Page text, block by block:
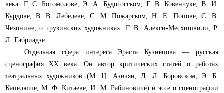
века: Г. С. Богомолове, Э. А. Будогосском, Г. В. Ковенчуке, В. И.
Курдове, В. В. Лебедеве, С. М. Пожарском, Н. Е. Попове, С. В.
Чехонине; о грузинских художниках: Г. В. Алекси-Месхишвили, Р.
Л. Габриадзе.
Отдельная сфера интереса Эраста Кузнецова — русская
сценография ХХ века. Он автор критических статей о работах
театральных художников (М. Ц. Азизян, Д. Л. Боровском, Э. Б.
Капелюше, М. Ф. Китаеве, И. М. Рабиновиче) и эссе о сценографии